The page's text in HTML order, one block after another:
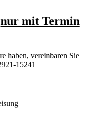
nur mit Termin
haben, vereinbaren Sie
15241